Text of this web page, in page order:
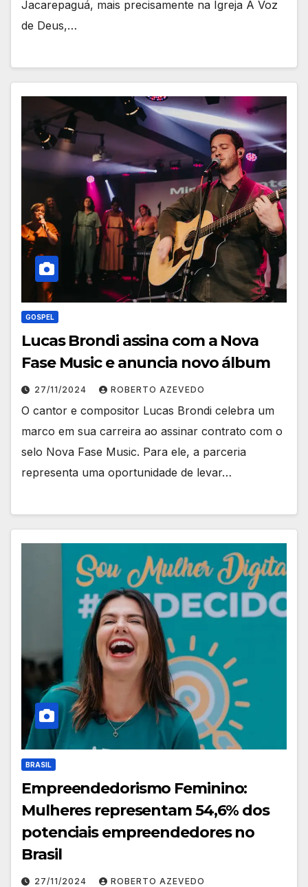
Jacarepaguá, mais precisamente na Igreja A Voz
de Deus,…
GOSPEL
Lucas Brondi assina com a Nova
Fase Music e anuncia novo álbum
27/11/2024 ROBERTO AZEVEDO
O cantor e compositor Lucas Brondi celebra um
marco em sua carreira ao assinar contrato com o
selo Nova Fase Music. Para ele, a parceria
representa uma oportunidade de levar…
BRASIL
Empreendedorismo Feminino:
Mulheres representam 54,6% dos
potenciais empreendedores no
Brasil
27/11/2024 ROBERTO AZEVEDO